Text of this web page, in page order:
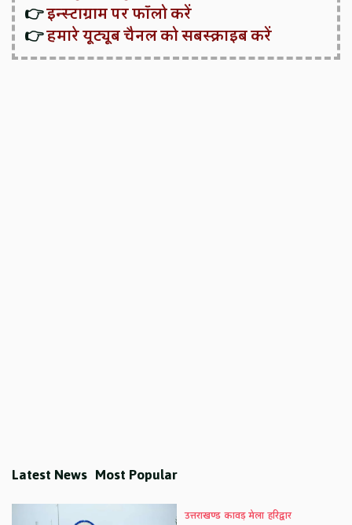
👉इन्स्टाग्राम पर फॉलो करें
👉हमारे यूट्यूब चैनल को सबस्क्राइब करें
Latest News Most Popular
उत्तराखण्ड कावड़ मेला हरिद्वार